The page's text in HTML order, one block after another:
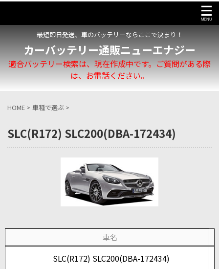
最短即日発送、車のバッテリーならここで決まり！
カーバッテリー通販ニューエナジー
適合バッテリー検索は、現在作成中です。ご質問がある際
は、お電話ください。
HOME > 車種で選ぶ >
SLC(R172) SLC200(DBA-172434)
車名
SLC(R172) SLC200(DBA-172434)